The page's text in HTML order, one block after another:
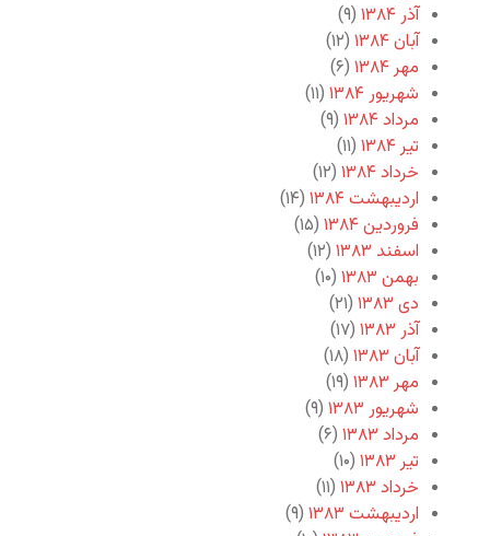
آذر ۱۳۸۴
(۹)
آبان ۱۳۸۴
(۱۲)
مهر ۱۳۸۴
(۶)
شهریور ۱۳۸۴
(۱۱)
مرداد ۱۳۸۴
(۹)
تیر ۱۳۸۴
(۱۱)
خرداد ۱۳۸۴
(۱۲)
اردیبهشت ۱۳۸۴
(۱۴)
فروردین ۱۳۸۴
(۱۵)
اسفند ۱۳۸۳
(۱۲)
بهمن ۱۳۸۳
(۱۰)
دی ۱۳۸۳
(۲۱)
آذر ۱۳۸۳
(۱۷)
آبان ۱۳۸۳
(۱۸)
مهر ۱۳۸۳
(۱۹)
شهریور ۱۳۸۳
(۹)
مرداد ۱۳۸۳
(۶)
تیر ۱۳۸۳
(۱۰)
خرداد ۱۳۸۳
(۱۱)
اردیبهشت ۱۳۸۳
(۹)